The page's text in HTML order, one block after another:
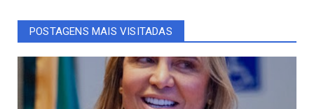
POSTAGENS MAIS VISITADAS